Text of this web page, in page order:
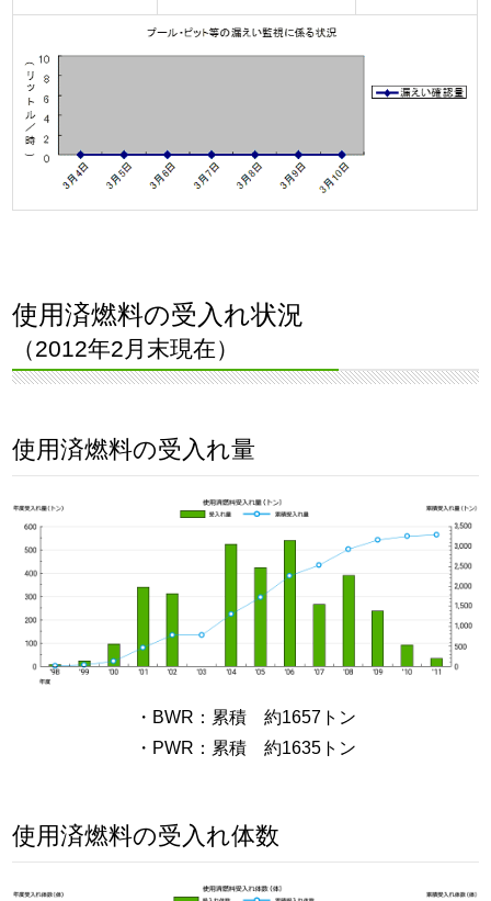
使用済燃料の受入れ状況
（2012年2月末現在）
使用済燃料の受入れ量
・BWR：累積 約1657トン
・PWR：累積 約1635トン
使用済燃料の受入れ体数